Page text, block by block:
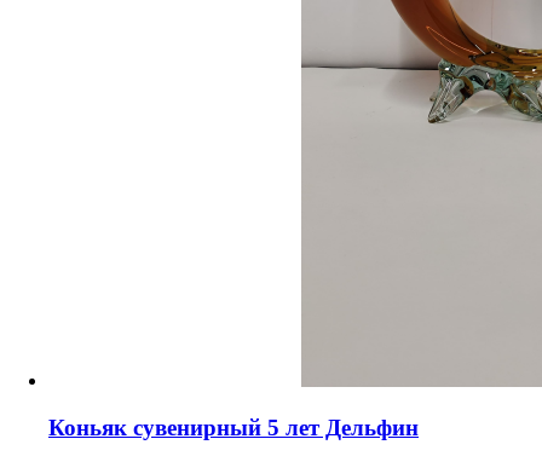
Коньяк сувенирный 5 лет Дельфин